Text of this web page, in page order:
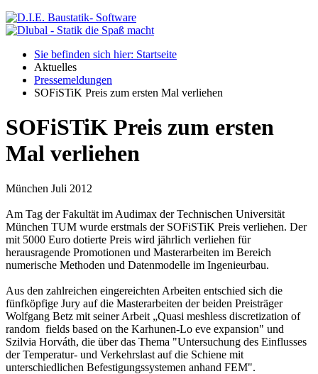
Sie befinden sich hier: Startseite
Aktuelles
Pressemeldungen
SOFiSTiK Preis zum ersten Mal verliehen
SOFiSTiK Preis zum ersten
Mal verliehen
München Juli 2012
Am Tag der Fakultät im Audimax der Technischen Universität
München TUM wurde erstmals der SOFiSTiK Preis verliehen. Der
mit 5000 Euro dotierte Preis wird jährlich verliehen für
herausragende Promotionen und Masterarbeiten im Bereich
numerische Methoden und Datenmodelle im Ingenieurbau.
Aus den zahlreichen eingereichten Arbeiten entschied sich die
fünfköpfige Jury auf die Masterarbeiten der beiden Preisträger
Wolfgang Betz mit seiner Arbeit „Quasi meshless discretization of
random fields based on the Karhunen-Lo eve expansion" und
Szilvia Horváth, die über das Thema "Untersuchung des Einflusses
der Temperatur- und Verkehrslast auf die Schiene mit
unterschiedlichen Befestigungssystemen anhand FEM".